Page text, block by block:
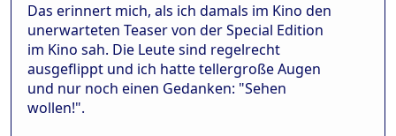
Das erinnert mich, als ich damals im Kino den
unerwarteten Teaser von der Special Edition
im Kino sah. Die Leute sind regelrecht
ausgeflippt und ich hatte tellergroße Augen
und nur noch einen Gedanken: "Sehen
wollen!".